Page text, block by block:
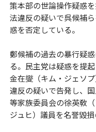
策本部の世論操作疑惑
法違反の疑いで呉候補
惑を否定している。
鄭候補の過去の暴行疑
る。民主党は疑惑を提
金在燮（キム・ジェソ
違反の疑いで告発し、
等家族委員会の徐英敎
ジュヒ）議員を名誉毀